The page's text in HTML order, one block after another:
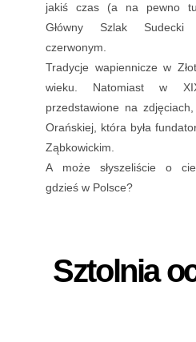
jakiś czas (a na pewno
Główny Szlak Sudecki
czerwonym.
Tradycje wapiennicze w
wieku. Natomiast w
przedstawione na
Orańskiej, która była
Ząbkowickim.
A może słyszeliście o
gdzieś w Polsce?
Sztolnia